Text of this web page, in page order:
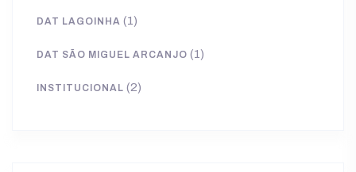
DAT LAGOINHA (1)
DAT SÃO MIGUEL ARCANJO (1)
INSTITUCIONAL (2)